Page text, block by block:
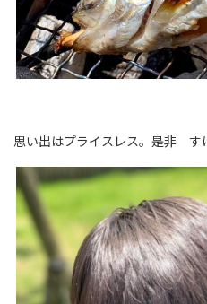
思い出はプライスレス。是非 す